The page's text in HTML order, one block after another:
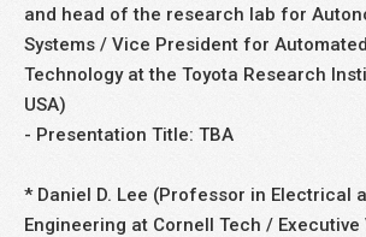
and head of the research lab for
Systems / Vice President for
Technology at the Toyota Research
USA)
- Presentation Title: TBA
* Daniel D. Lee (Professor in Electrical
Engineering at Cornell Tech /